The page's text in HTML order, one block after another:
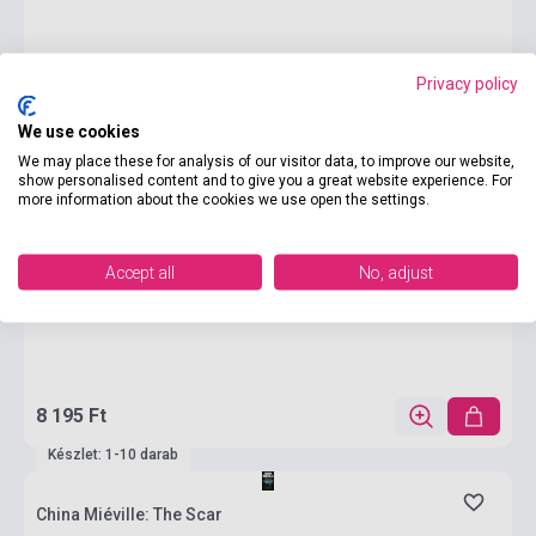
8 195 Ft
Készlet: 1-10 darab
China Miéville: The Scar
Privacy policy
We use cookies
We may place these for analysis of our visitor data, to improve our website,
show personalised content and to give you a great website experience. For
more information about the cookies we use open the settings.
Accept all No, adjust